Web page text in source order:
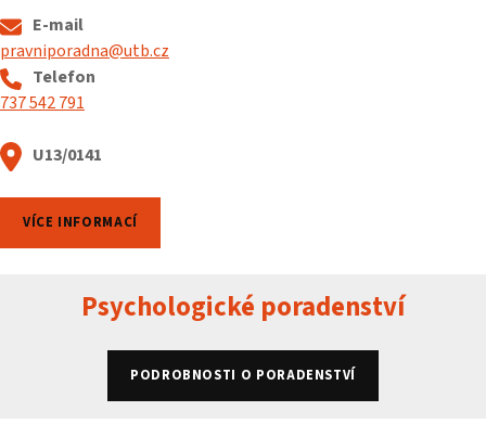
E-mail
pravniporadna@utb.cz
Telefon
737 542 791
U13/0141
VÍCE INFORMACÍ
Psychologické poradenství
PODROBNOSTI O PORADENSTVÍ